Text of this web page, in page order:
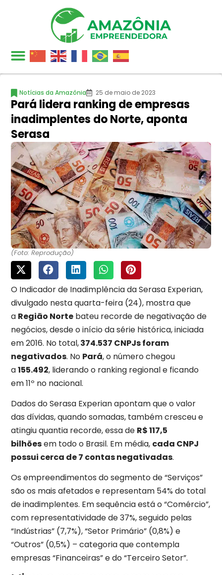
Notícias da Amazônia 25 de maio de 2023
Pará lidera ranking de empresas
inadimplentes do Norte, aponta
Serasa
(Foto: Reprodução)
O Indicador de Inadimplência da Serasa Experian,
divulgado nesta quarta-feira (24), mostra que
a Região Norte bateu recorde de negativação de
negócios, desde o início da série histórica, iniciada
em 2016. No total,374.537 CNPJs foram
negativados. No Pará, o número chegou
a155.492, liderando o ranking regional e ficando
em 11º no nacional.
Dados do Serasa Experian apontam que o valor
das dívidas, quando somadas, também cresceu e
atingiu quantia recorde, essa de R$ 117,5
bilhõesem todo o Brasil. Em média, cada CNPJ
possui cerca de 7 contas negativadas.
Os empreendimentos do segmento de “Serviços”
são os mais afetados e representam 54% do total
de inadimplentes. Em sequência está o “Comércio”,
com representatividade de 37%, seguido pelas
“Indústrias” (7,7%), “Setor Primário” (0,8%) e
“Outros” (0,5%) – categoria que contempla
empresas “Financeiras” e do “Terceiro Setor”.